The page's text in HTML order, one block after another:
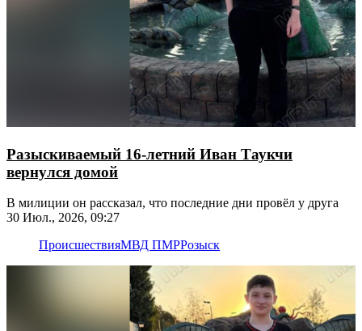
Разыскиваемый 16-летний Иван Таукчи
вернулся домой
В милиции он рассказал, что последние дни провёл у друга
30 Июл., 2026, 09:27
ПроисшествияМВД ПМРРозыск